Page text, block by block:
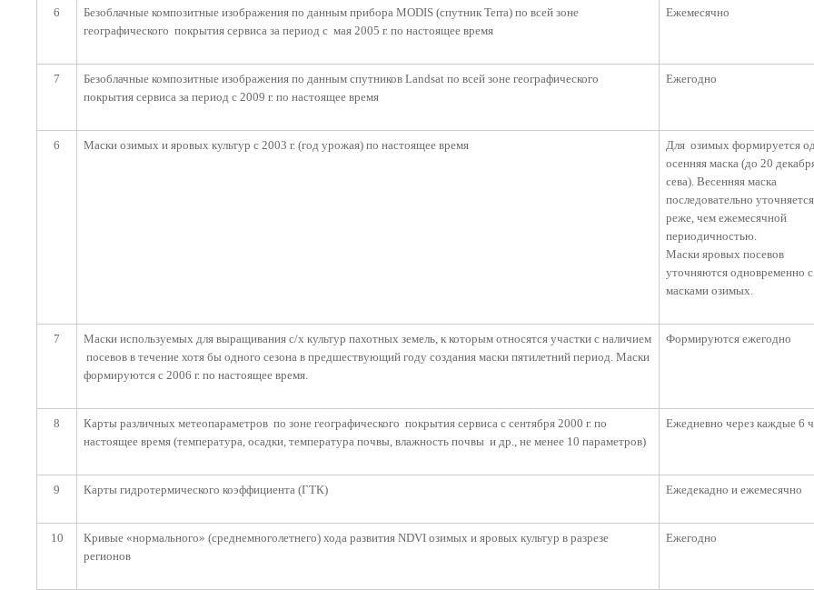
6
Безоблачные композитные изображения по данным прибора MODIS (спутник Terra) по всей зоне
географического покрытия сервиса за период с мая 2005 г. по настоящее время
Ежемесячно
7
Безоблачные композитные изображения по данным спутников Landsat по всей зоне географического
покрытия сервиса за период с 2009 г. по настоящее время
Ежегодно
6 Маски озимых и яровых культур с 2003 г. (год урожая) по настоящее время
Для озимых формируется
осенняя маска (до 20
сева). Весенняя маска
последовательно
реже, чем ежемесячной
периодичностью.
Маски яровых посевов
уточняются одновременно с
масками озимых.
7
Маски используемых для выращивания с/х культур пахотных земель, к которым относятся участки с наличием
посевов в течение хотя бы одного сезона в предшествующий году создания маски пятилетний период. Маски
формируются с 2006 г. по настоящее время.
Формируются ежегодно
8
Карты различных метеопараметров по зоне географического покрытия сервиса с сентября 2000 г. по
настоящее время (температура, осадки, температура почвы, влажность почвы и др., не менее 10 параметров)
Ежедневно через каждые 6
9 Карты гидротермического коэффициента (ГТК) Ежедекадно и ежемесячно
10
Кривые «нормального» (среднемноголетнего) хода развития NDVI озимых и яровых культур в разрезе
регионов
Ежегодно